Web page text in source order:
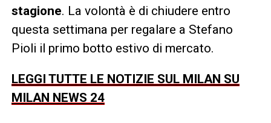
stagione. La volontà è di chiudere entro
questa settimana per regalare a Stefano
Pioli il primo botto estivo di mercato.
LEGGI TUTTE LE NOTIZIE SUL MILAN SU
MILAN NEWS 24